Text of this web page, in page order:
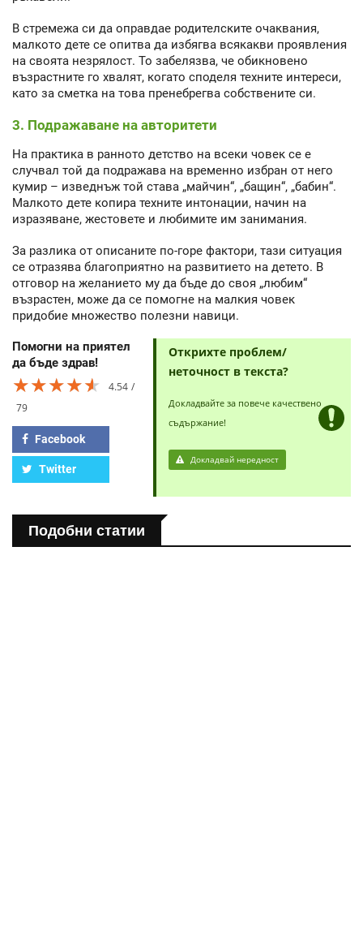
В стремежа си да оправдае родителските очаквания,
малкото дете се опитва да избягва всякакви проявления
на своята незрялост. То забелязва, че обикновено
възрастните го хвалят, когато споделя техните интереси,
като за сметка на това пренебрегва собствените си.
3. Подражаване на авторитети
На практика в ранното детство на всеки човек се е
случвал той да подражава на временно избран от него
кумир – изведнъж той става „майчин“, „бащин“, „бабин“.
Малкото дете копира техните интонации, начин на
изразяване, жестовете и любимите им занимания.
За разлика от описаните по-горе фактори, тази ситуация
се отразява благоприятно на развитието на детето. В
отговор на желанието му да бъде до своя „любим“
възрастен, може да се помогне на малкия човек
придобие множество полезни навици.
Помогни на приятел
да бъде здрав!
★★★★★
★★★★★
★★★★★
4.54
79
Facebook
Twitter
Открихте проблем/
неточност в текста?
Докладвайте за повече качествено
съдържание!
Докладвай нередност
Подобни статии